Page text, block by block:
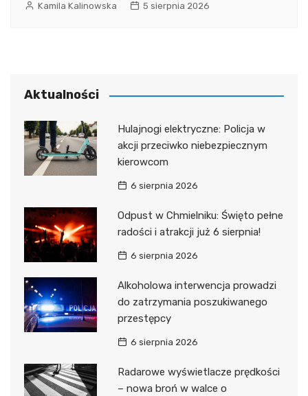
Kamila Kalinowska 5 sierpnia 2026
Aktualności
Hulajnogi elektryczne: Policja w
akcji przeciwko niebezpiecznym
kierowcom
6 sierpnia 2026
Odpust w Chmielniku: Święto pełne
radości i atrakcji już 6 sierpnia!
6 sierpnia 2026
Alkoholowa interwencja prowadzi
do zatrzymania poszukiwanego
przestępcy
6 sierpnia 2026
Radarowe wyświetlacze prędkości
– nowa broń w walce o